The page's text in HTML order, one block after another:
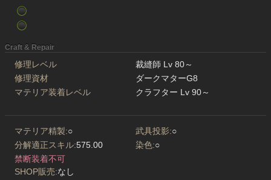
Craft & Repair
修理レベル
裁縫師 Lv 80～
修理資材
ダークマターG8
マテリア装着レベル
クラフター Lv 90～
マテリア精製:○ 武具投影:○
分解適正スキル:575.00 染色:○
禁断装着不可
SHOP販売:なし